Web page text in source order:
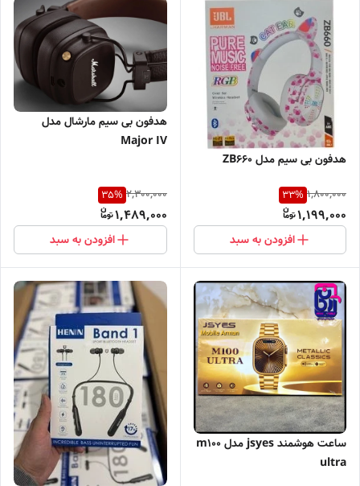
هدفون بی سیم مدل ZB660
1,800,000
33%
1,199,000
افزودن به سبد
هدفون بی سیم مارشال مدل
Major IV
2,300,000
35%
1,489,000
افزودن به سبد
ساعت هوشمند jsyes مدل m100
ultra